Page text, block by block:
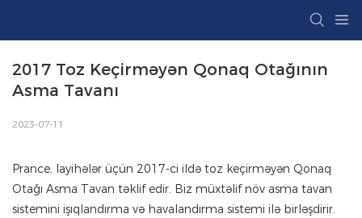
2017 Toz Keçirməyən Qonaq Otağının
Asma Tavanı
2023-07-11
Prance, layihələr üçün 2017-ci ildə toz keçirməyən Qonaq
Otağı Asma Tavan təklif edir. Biz müxtəlif növ asma tavan
sistemini işıqlandırma və havalandırma sistemi ilə birləşdirir.